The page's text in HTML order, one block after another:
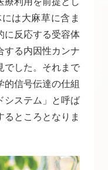
は大麻草に含ま
に反応する受容体
する内因性カンナ
でした。それまで
的信号伝達の仕組
システム」と呼ば
るところとなりま